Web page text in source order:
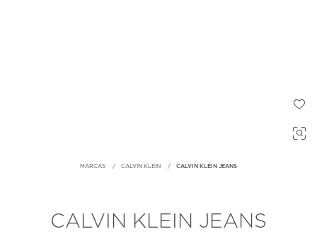
MARCAS CALVIN KLEIN CALVIN KLEIN JEANS
CALVIN KLEIN JEANS